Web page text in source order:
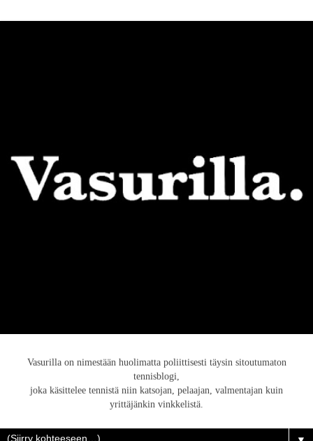
Vasurilla on nimestään huolimatta poliittisesti täysin sitoutumaton
tennisblogi,
joka käsittelee tennistä niin katsojan, pelaajan, valmentajan kuin
yrittäjänkin vinkkelistä.